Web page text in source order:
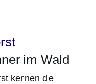
im Wald
kennen die